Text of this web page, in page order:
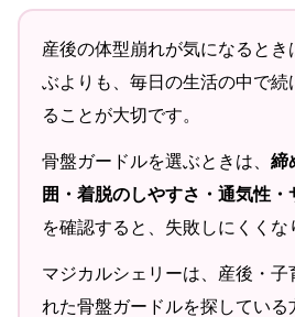
産後の体型崩れが気になるとき
ぶよりも、毎日の生活の中で続
ることが大切です。
骨盤ガードルを選ぶときは、 締
囲・着脱のしやすさ・通気性・
を確認すると、失敗しにくくな
マジカルシェリーは、産後・子
れた骨盤ガードルを探している